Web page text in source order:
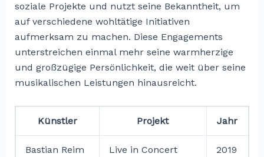
soziale Projekte und nutzt seine Bekanntheit, um
auf verschiedene wohltätige Initiativen
aufmerksam zu machen. Diese Engagements
unterstreichen einmal mehr seine warmherzige
und großzügige Persönlichkeit, die weit über seine
musikalischen Leistungen hinausreicht.
Künstler Projekt Jahr
Bastian Reim Live in Concert 2019